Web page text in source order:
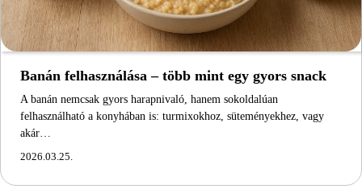
Banán felhasználása – több mint egy gyors snack
A banán nemcsak gyors harapnivaló, hanem sokoldalúan
felhasználható a konyhában is: turmixokhoz, süteményekhez, vagy
akár…
2026.03.25.